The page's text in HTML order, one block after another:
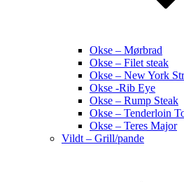
Okse – Mørbrad
Okse – Filet steak
Okse – New York
Okse -Rib Eye
Okse – Rump Steak
Okse – Tenderloin
Okse – Teres Major
Vildt – Grill/pande